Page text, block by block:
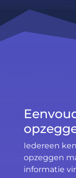
Iedereen
opzeggen
informatie